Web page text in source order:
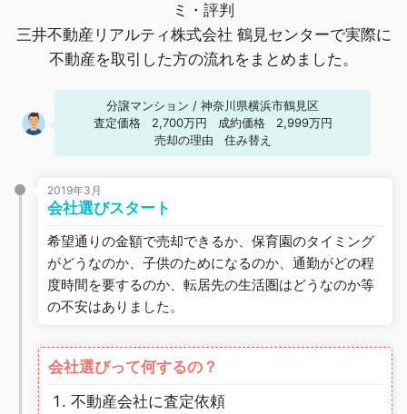
ミ・評判
三井不動産リアルティ株式会社 鶴見センターで実際に
不動産を取引した方の流れをまとめました。
分譲マンション / 神奈川県横浜市鶴見区
査定価格
2,700万円 成約価格
2,999万円
売却の理由
住み替え
2019年3月
会社選びスタート
希望通りの金額で売却できるか、保育園のタイミング
がどうなのか、子供のためになるのか、通勤がどの程
度時間を要するのか、転居先の生活圏はどうなのか等
の不安はありました。
会社選びって何するの？
不動産会社に査定依頼